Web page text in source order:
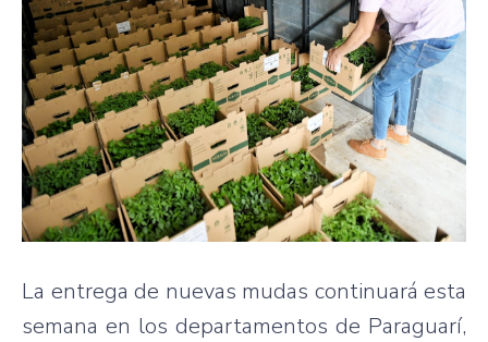
La entrega de nuevas mudas continuará esta
semana en los departamentos de Paraguarí,